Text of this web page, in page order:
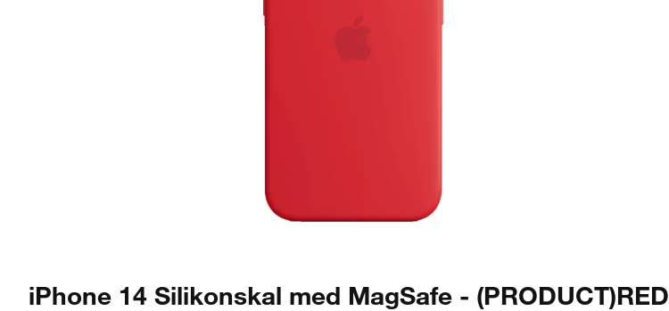
iPhone 14 Silikonskal med MagSafe - (PRODUCT)RED